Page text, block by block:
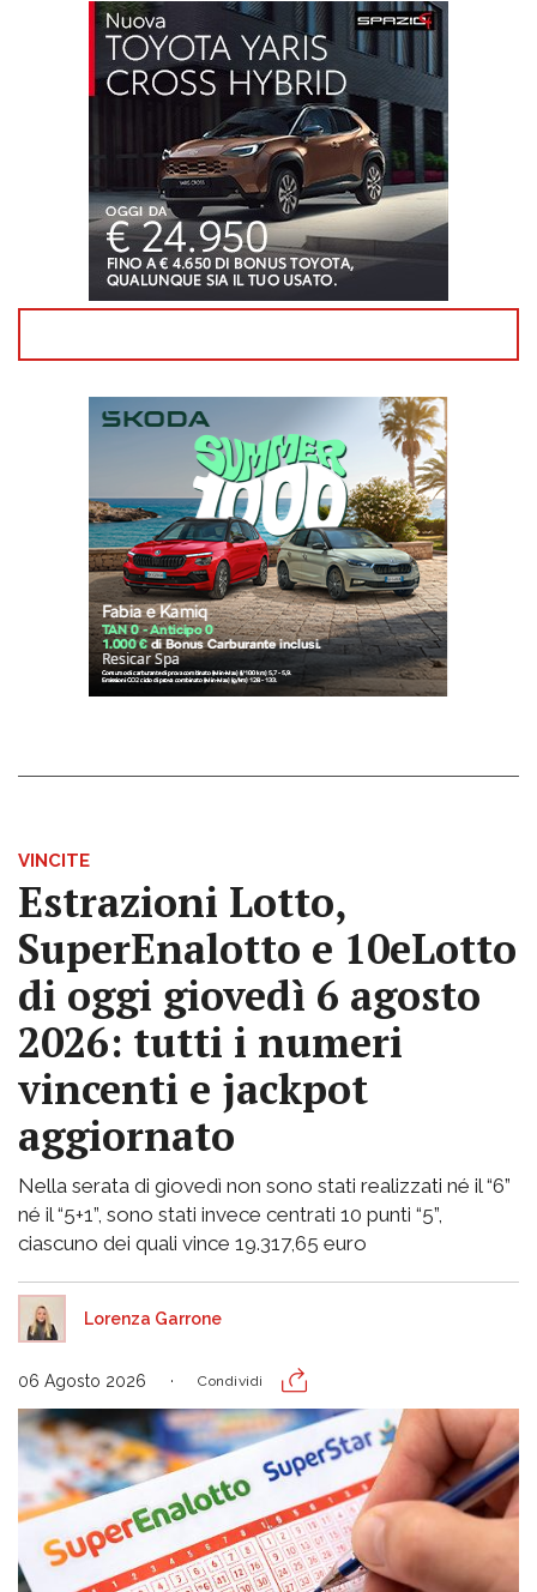
VINCITE
Estrazioni Lotto,
SuperEnalotto e 10eLotto
di oggi giovedì 6 agosto
2026: tutti i numeri
vincenti e jackpot
aggiornato
Nella serata di giovedì non sono stati realizzati né il “6”
né il “5+1”, sono stati invece centrati 10 punti “5”,
ciascuno dei quali vince 19.317,65 euro
Lorenza Garrone
06 Agosto 2026 Condividi